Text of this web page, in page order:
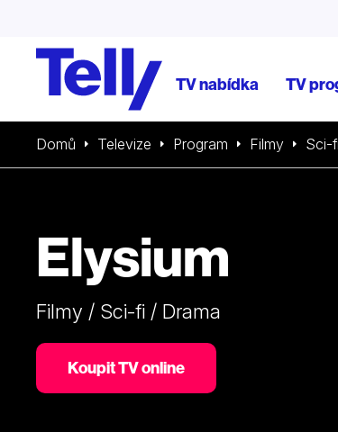
TV nabídka TV
Domů Televize Program Filmy Sci-fi
Elysium
Filmy / Sci-fi / Drama
Koupit TV online